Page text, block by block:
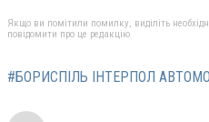
Якщо ви помітили помилку, виділіть
повідомити про це редакцію
#БОРИСПІЛЬ ІНТЕРПОЛ